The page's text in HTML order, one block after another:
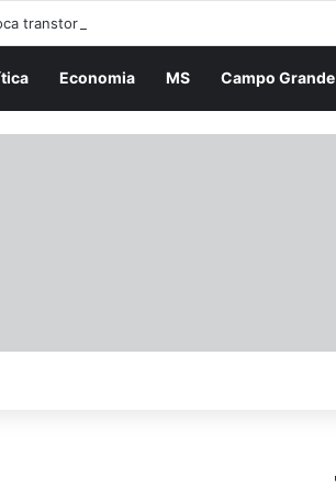
transtornos e agrava trânsito em São Paulo
Economia MS Campo Grande